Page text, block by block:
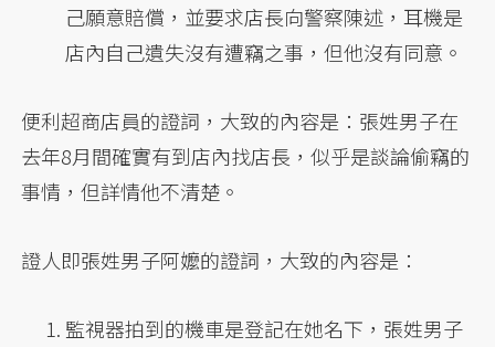
己願意賠償，並要求店長向警察陳述，耳機是
店內自己遺失沒有遭竊之事，但他沒有同意。
便利超商店員的證詞，大致的內容是：張姓男子在
去年8月間確實有到店內找店長，似乎是談論偷竊的
事情，但詳情他不清楚。
證人即張姓男子阿嬤的證詞，大致的內容是：
監視器拍到的機車是登記在她名下，張姓男子